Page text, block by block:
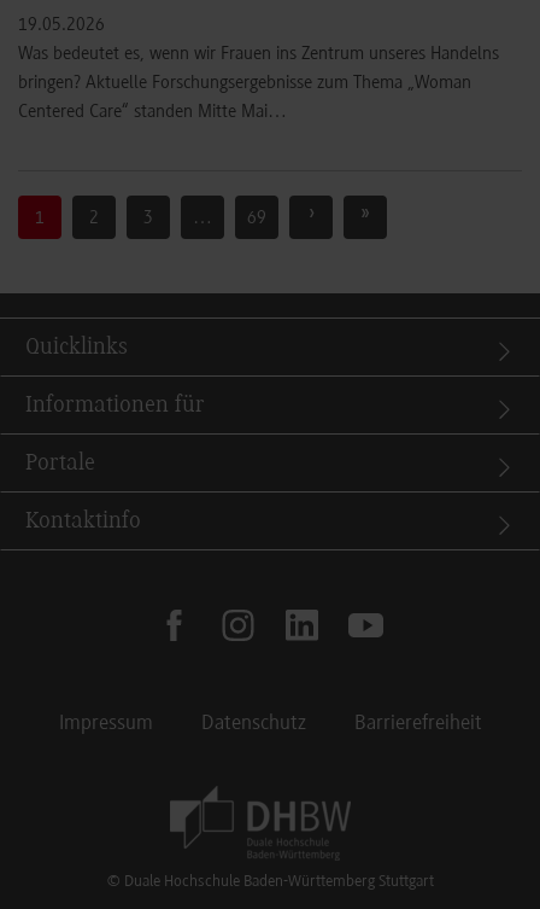
19.05.2026
Was bedeutet es, wenn wir Frauen ins Zentrum unseres Handelns
bringen? Aktuelle Forschungsergebnisse zum Thema „Woman
Centered Care“ standen Mitte Mai…
1 2 3 … 69 › »
Quicklinks
Informationen für
Portale
Kontaktinfo
facebookinstagramlinkedinyoutube
Impressum Datenschutz Barrierefreiheit
© Duale Hochschule Baden-Württemberg Stuttgart